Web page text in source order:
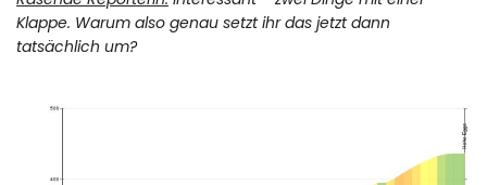
Klappe. Warum also genau setzt ihr das jetzt dann
tatsächlich um?